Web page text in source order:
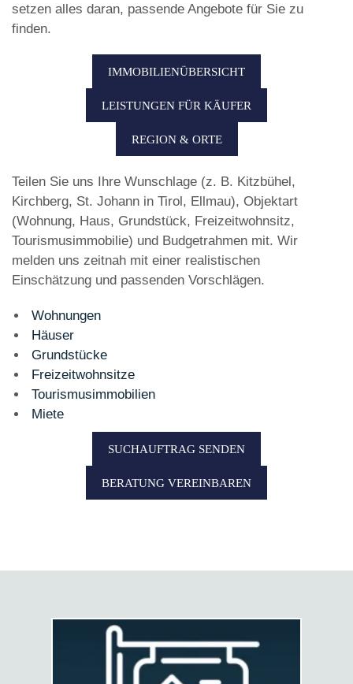
setzen alles daran, passende Angebote für Sie zu
finden.
IMMOBILIENÜBERSICHT
LEISTUNGEN FÜR KÄUFER
REGION & ORTE
Teilen Sie uns Ihre Wunschlage (z. B. Kitzbühel,
Kirchberg, St. Johann in Tirol, Ellmau), Objektart
(Wohnung, Haus, Grundstück, Freizeitwohnsitz,
Tourismusimmobilie) und Budgetrahmen mit. Wir
melden uns zeitnah mit einer realistischen
Einschätzung und passenden Vorschlägen.
Wohnungen
Häuser
Grundstücke
Freizeitwohnsitze
Tourismusimmobilien
Miete
SUCHAUFTRAG SENDEN
BERATUNG VEREINBAREN